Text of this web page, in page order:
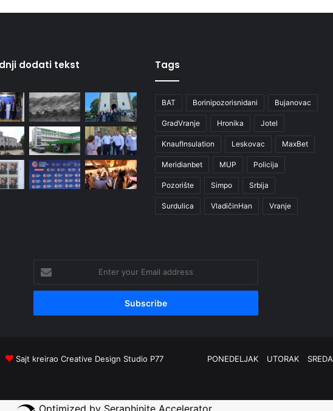
dodati tekst Tags
BAT Borinipozorisnidani Bujanovac
GradVranje Hronika Jotel
KnaufInsulation Leskovac MaxBet
Meridianbet MUP Policija
Pozorište Simpo Srbija
Surdulica VladičinHan Vranje
your
Email
Sajt kreirao Creative Design Studio P77 PONEDELJAK UTORAK SREDA